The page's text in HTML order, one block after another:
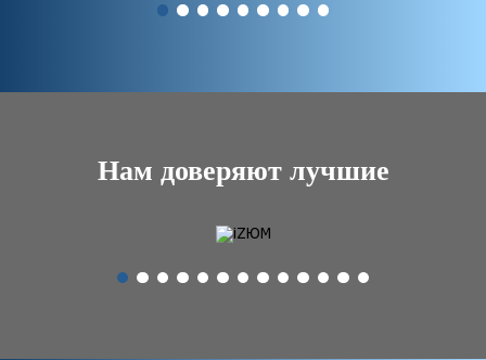
Нам доверяют лучшие